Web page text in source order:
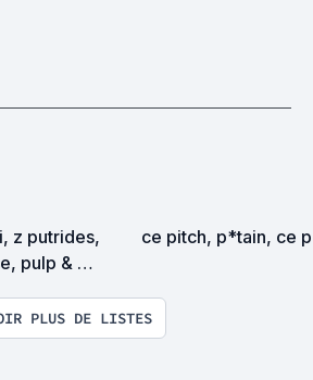
z putrides,
pulp &
ce pitch, p*tain, ce
PLUS DE LISTES